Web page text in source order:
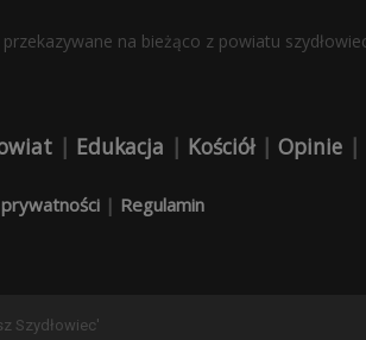
na bieżąco z powiatu
| Edukacja | Kościół| Opinie |
| Regulamin
Szydłowiec'